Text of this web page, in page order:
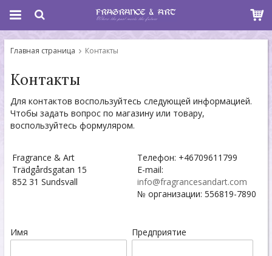
Главная страница Контакты
Контакты
Для контактов воспользуйтесь следующей информацией.
Чтобы задать вопрос по магазину или товару,
воспользуйтесь формуляром.
Fragrance & Art
Trädgårdsgatan 15
852 31 Sundsvall
Телефон: +46709611799
E-mail:
info@fragrancesandart.com
№ организации: 556819-7890
Имя Предприятие